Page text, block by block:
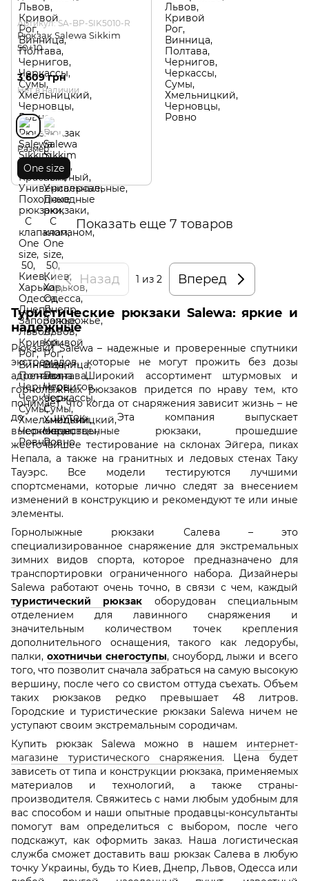
Артикул: SA-BP-SIK5010-R
Рюкзак Salewa Sikkim
50+10
3 609 грн
Нет в наличии
Размер
One size
Показать еще 7 товаров
Назад 1 из 2 Вперед
Туристические рюкзаки Salewa: яркие и
надежные
Рюкзаки Salewa – надежные и проверенные спутники
экстремалов, которые не могут прожить без дозы
адреналина. Широкий ассортимент штурмовых и
горнолыжных рюкзаков придется по нраву тем, кто
понимает, что когда от снаряжения зависит жизнь – не
до шуток. Эта компания выпускает
высококачественные рюкзаки, прошедшие
жесточайшее тестирование на склонах Эйгера, пиках
Непала, а также на гранитных и ледовых стенах Таку
Тауэрс. Все модели тестируются лучшими
спортсменами, которые лично следят за внесением
изменений в конструкцию и рекомендуют те или иные
элементы.
Горнолыжные рюкзаки Салева – это
специализированное снаряжение для экстремальных
зимних видов спорта, которое предназначено для
транспортировки ограниченного набора. Дизайнеры
Salewa работают очень точно, в связи с чем, каждый
туристический рюкзак оборудован специальным
отделением для лавинного снаряжения и
значительным количеством точек крепления
дополнительного оснащения, такого как ледорубы,
палки, охотничьи снегоступы, сноуборд, лыжи и всего
того, что позволит сначала забраться на самую высокую
вершину, после чего со свистом оттуда съехать. Объем
таких рюкзаков редко превышает 48 литров.
Городские и туристические рюкзаки Salewa ничем не
уступают своим экстремальным сородичам.
Купить рюкзак Salewa можно в нашем интернет-
магазине туристического снаряжения. Цена будет
зависеть от типа и конструкции рюкзака, применяемых
материалов и технологий, а также страны-
производителя. Свяжитесь с нами любым удобным для
вас способом и наши опытные продавцы-консультанты
помогут вам определиться с выбором, после чего
подскажут, как оформить заказ. Наша логистическая
служба сможет доставить ваш рюкзак Салева в любую
точку Украины, будь то Киев, Днепр, Львов, Одесса или